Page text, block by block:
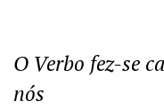
O Verbo fez-se
nós